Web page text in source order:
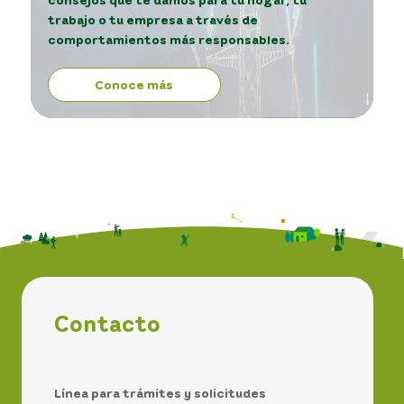
trabajo o tu empresa a través de
comportamientos más responsables.
Conoce más
Contacto
Línea para trámites y solicitudes